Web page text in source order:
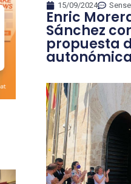
15/09/2024
Enric
Sánchez
propuesta
autonómica